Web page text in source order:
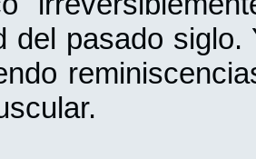
del pasado